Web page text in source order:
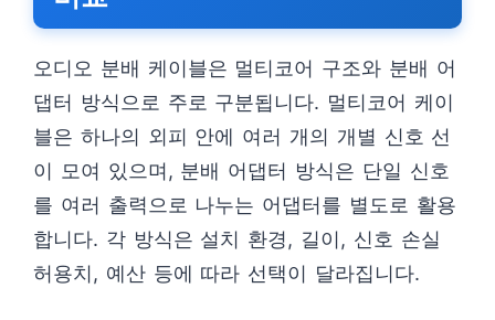
오디오 분배 케이블은 멀티코어 구조와 분배 어
댑터 방식으로 주로 구분됩니다. 멀티코어 케이
블은 하나의 외피 안에 여러 개의 개별 신호 선
이 모여 있으며, 분배 어댑터 방식은 단일 신호
를 여러 출력으로 나누는 어댑터를 별도로 활용
합니다. 각 방식은 설치 환경, 길이, 신호 손실
허용치, 예산 등에 따라 선택이 달라집니다.